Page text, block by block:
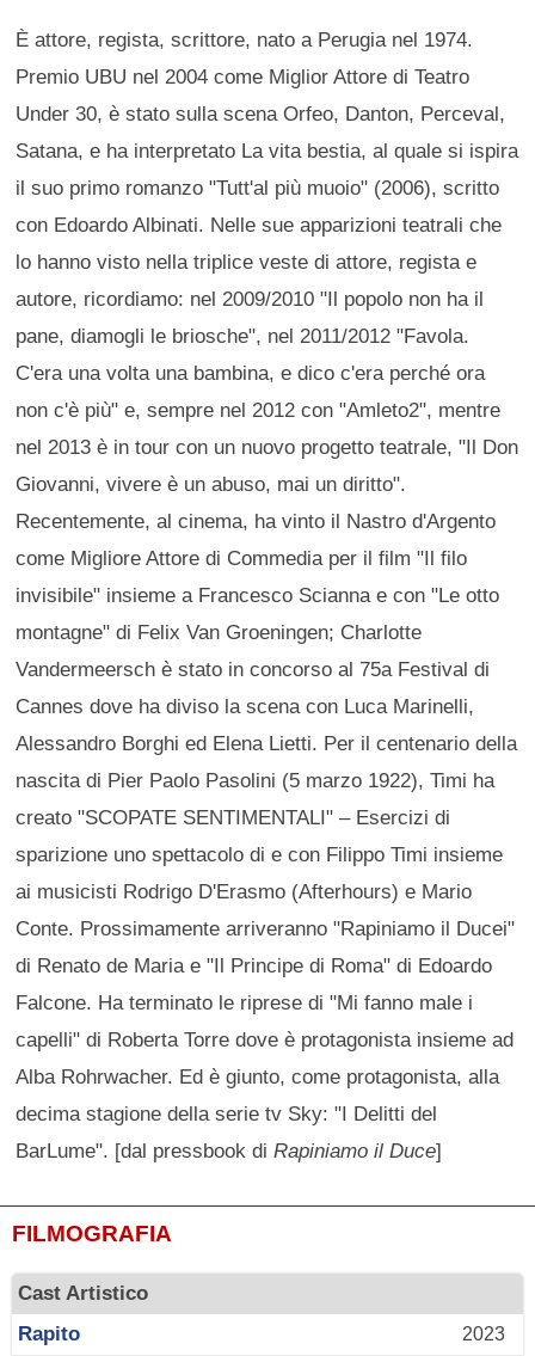
È attore, regista, scrittore, nato a Perugia nel 1974.
Premio UBU nel 2004 come Miglior Attore di Teatro
Under 30, è stato sulla scena Orfeo, Danton, Perceval,
Satana, e ha interpretato La vita bestia, al quale si ispira
il suo primo romanzo "Tutt'al più muoio" (2006), scritto
con Edoardo Albinati. Nelle sue apparizioni teatrali che
lo hanno visto nella triplice veste di attore, regista e
autore, ricordiamo: nel 2009/2010 "Il popolo non ha il
pane, diamogli le briosche", nel 2011/2012 "Favola.
C'era una volta una bambina, e dico c'era perché ora
non c'è più" e, sempre nel 2012 con "Amleto2", mentre
nel 2013 è in tour con un nuovo progetto teatrale, "Il Don
Giovanni, vivere è un abuso, mai un diritto".
Recentemente, al cinema, ha vinto il Nastro d'Argento
come Migliore Attore di Commedia per il film "Il filo
invisibile" insieme a Francesco Scianna e con "Le otto
montagne" di Felix Van Groeningen; Charlotte
Vandermeersch è stato in concorso al 75a Festival di
Cannes dove ha diviso la scena con Luca Marinelli,
Alessandro Borghi ed Elena Lietti. Per il centenario della
nascita di Pier Paolo Pasolini (5 marzo 1922), Timi ha
creato "SCOPATE SENTIMENTALI" – Esercizi di
sparizione uno spettacolo di e con Filippo Timi insieme
ai musicisti Rodrigo D'Erasmo (Afterhours) e Mario
Conte. Prossimamente arriveranno "Rapiniamo il Ducei"
di Renato de Maria e "Il Principe di Roma" di Edoardo
Falcone. Ha terminato le riprese di "Mi fanno male i
capelli" di Roberta Torre dove è protagonista insieme ad
Alba Rohrwacher. Ed è giunto, come protagonista, alla
decima stagione della serie tv Sky: "I Delitti del
BarLume". [dal pressbook diRapiniamo il Duce]
FILMOGRAFIA
Cast Artistico
2023
Rapito